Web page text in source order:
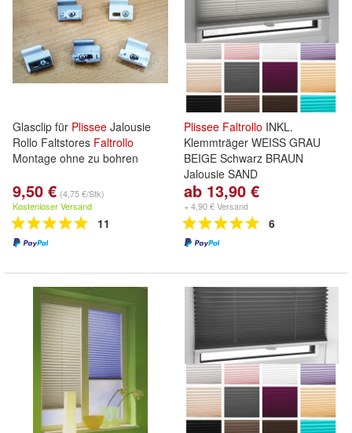
Glasclip für Plissee Jalousie
Rollo Faltstores Faltrollo
Montage ohne zu bohren
9,50 € (4,75 €/Stk)
Kostenloser Versand
11
Plissee Faltrollo INKL.
Klemmträger WEISS GRAU
BEIGE Schwarz BRAUN
Jalousie SAND
ab 13,90 €
+ 4,90 € Versand
6